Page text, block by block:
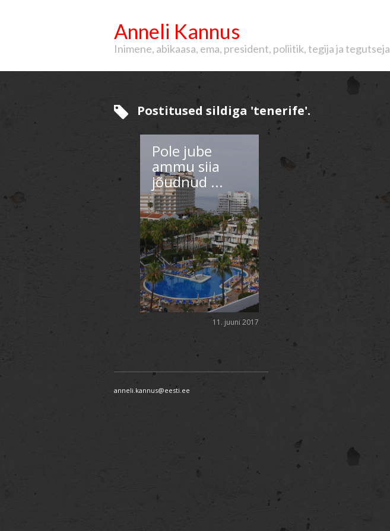
Anneli Kannus
Inimene, abikaasa, ema, president, poliitik, tegija ja tegutseja
Postitused sildiga 'tenerife'.
Pole jube
ammu siia
jõudnud ...
11. juuni 2017
anneli.kannus@eesti.ee